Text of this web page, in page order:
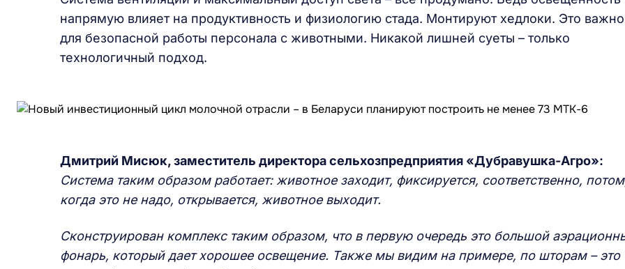
напрямую влияет на продуктивность и физиологию стада. Монтируют хедлоки. Это важно
для безопасной работы персонала с животными. Никакой лишней суеты – только
технологичный подход.
Дмитрий Мисюк, заместитель директора сельхозпредприятия «Дубравушка-Агро»:
Система таким образом работает: животное заходит, фиксируется, соответственно,
когда это не надо, открывается, животное выходит.
Сконструирован комплекс таким образом, что в первую очередь это большой
фонарь, который дает хорошее освещение. Также мы видим на примере, по шторам – это